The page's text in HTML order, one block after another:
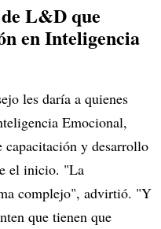
L&D que
en Inteligencia
les daría a quienes
Emocional,
y desarrollo
el inicio. "La
complejo", advirtió. "Y
que tienen que